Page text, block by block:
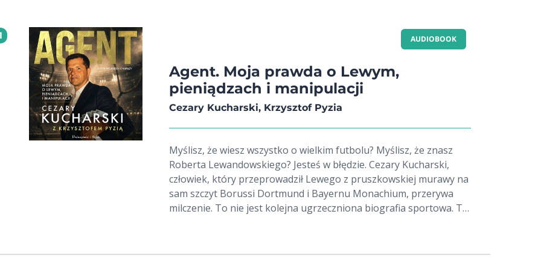
AUDIOBOOK
Agent. Moja prawda o Lewym,
pieniądzach i manipulacji
Cezary Kucharski, Krzysztof Pyzia
Myślisz, że wiesz wszystko o wielkim futbolu? Myślisz, że znasz
Roberta Lewandowskiego? Jesteś w błędzie. Cezary Kucharski,
człowiek, który przeprowadził Lewego z pruszkowskiej murawy na
sam szczyt Borussi Dortmund i Bayernu Monachium, przerywa
milczenie. To nie jest kolejna ugrzeczniona biografia sportowa. To
mostów. W tej książce nie ma zasad fair play. Jest tylko twarda gra